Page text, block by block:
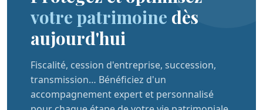
votre patrimoine dès
aujourd'hui
Fiscalité, cession d'entreprise, succession,
transmission… Bénéficiez d'un
accompagnement expert et personnalisé